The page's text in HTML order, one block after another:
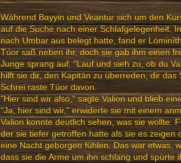
Während Bayyin und Veantur sich um den
auf die Suche nach einer Schlafgelegenheit.
nach Umbar aus belegt hatte, fand er
Túor saß neben ihr, doch sie gab ihm einen
Junge sprang auf. "Lauf und sieh zu, ob du
hilft sie dir, den Kapitän zu überreden, dir
Schrei raste Túor davon.
"Hier sind wir also," sagte Valion und blieb
"Ja, hier sind wir," erwiderte sie mit einem
Valion konnte deutlich sehen, was sie wollte:
der sie tiefer getroffen hatte als sie es
eine Nacht geborgen fühlen. Das war etwas,
dass sie die Arme um ihn schlang und spürte